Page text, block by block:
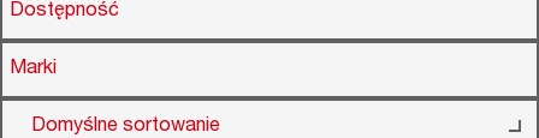
Dostępność
Marki
Domyślne sortowanie